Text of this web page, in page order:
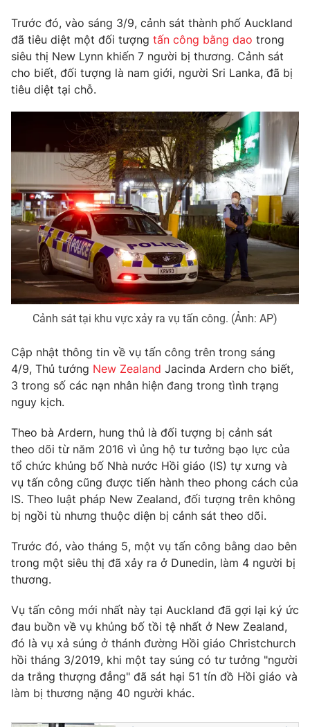
Thị trường
Tư vấn
Chuyên mục khác
Emagazine
Infographic
Shorts video
VTV Money VTV Thể thao
VTV Sức khoẻ Bất động sản
Thị trường 24h Tấm lòng Việt
Vươn mình bằng AI
VTV9 VTV8
Liên hệ tòa soạn
THỜI BÁO VTV
Theo dõi báo trên
Cơ quan chủ quản:
Cơ quan báo chí:Thời báo VTV
Giấy phép hoạt động báo in và báo điện tử số 483/GP-BTTTT
cấp ngày 29/12/2023
Tổng Biên tập:Vũ Thanh Thủy
Phó Tổng Biên tập: Nguyễn Thị Mỹ Hạnh, Phạm Quốc Thắng,
Nguyễn Trọng Ninh
Trước đó, vào sáng 3/9, cảnh sát thành phố Auckland
đã tiêu diệt một đối tượng tấn công bằng dao trong
siêu thị New Lynn khiến 7 người bị thương. Cảnh sát
cho biết, đối tượng là nam giới, người Sri Lanka, đã bị
tiêu diệt tại chỗ.
Cảnh sát tại khu vực xảy ra vụ tấn công. (Ảnh: AP)
Cập nhật thông tin về vụ tấn công trên trong sáng
4/9, Thủ tướng New Zealand Jacinda Ardern cho biết,
3 trong số các nạn nhân hiện đang trong tình trạng
nguy kịch.
Theo bà Ardern, hung thủ là đối tượng bị cảnh sát
theo dõi từ năm 2016 vì ủng hộ tư tưởng bạo lực của
tổ chức khủng bố Nhà nước Hồi giáo (IS) tự xưng và
vụ tấn công cũng được tiến hành theo phong cách của
IS. Theo luật pháp New Zealand, đối tượng trên không
bị ngồi tù nhưng thuộc diện bị cảnh sát theo dõi.
Trước đó, vào tháng 5, một vụ tấn công bằng dao bên
trong một siêu thị đã xảy ra ở Dunedin, làm 4 người bị
thương.
Vụ tấn công mới nhất này tại Auckland đã gợi lại ký ức
đau buồn về vụ khủng bố tồi tệ nhất ở New Zealand,
đó là vụ xả súng ở thánh đường Hồi giáo Christchurch
hồi tháng 3/2019, khi một tay súng có tư tưởng "người
da trắng thượng đẳng" đã sát hại 51 tín đồ Hồi giáo và
làm bị thương nặng 40 người khác.